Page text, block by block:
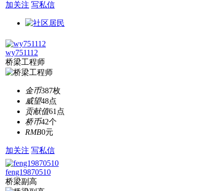
加关注 写私信
wy751112
桥梁工程师
金币387枚
威望48点
贡献值61点
桥币42个
RMB0元
加关注 写私信
feng19870510
桥梁副高